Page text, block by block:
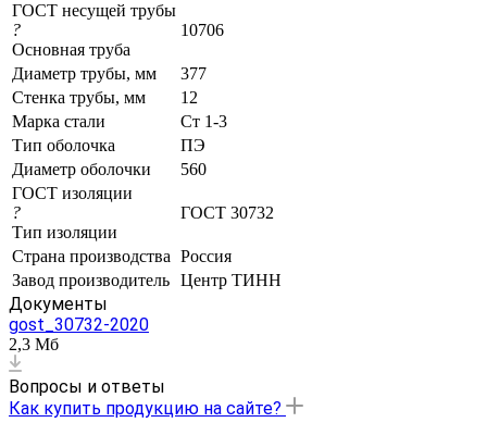
ГОСТ несущей трубы
?
Основная труба
10706
Диаметр трубы, мм
377
Стенка трубы, мм
12
Марка стали
Ст 1-3
Тип оболочка
ПЭ
Диаметр оболочки
560
ГОСТ изоляции
?
Тип изоляции
ГОСТ 30732
Страна производства Россия
Завод производитель Центр ТИНН
Документы
gost_30732-2020
2,3 Мб
Вопросы и ответы
Как купить продукцию на сайте?